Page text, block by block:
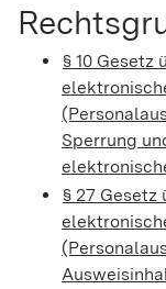
§ 10 Gesetz
Sperrung
§ 27 Gesetz